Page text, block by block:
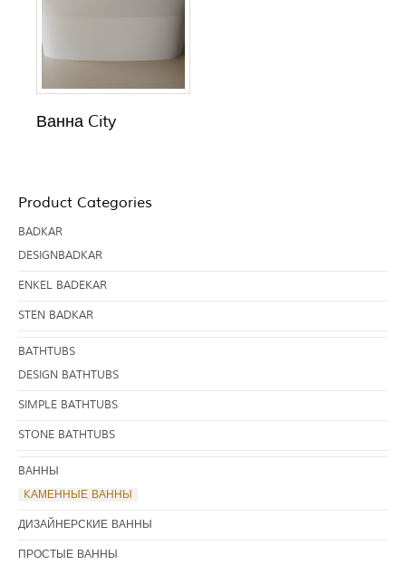
Ванна City
Product Categories
BADKAR
DESIGNBADKAR
ENKEL BADEKAR
STEN BADKAR
BATHTUBS
DESIGN BATHTUBS
SIMPLE BATHTUBS
STONE BATHTUBS
BАННЫ
KАМЕННЫЕ ВАННЫ
ДИЗАЙНЕРСКИЕ ВАННЫ
ПРОСТЫЕ ВАННЫ